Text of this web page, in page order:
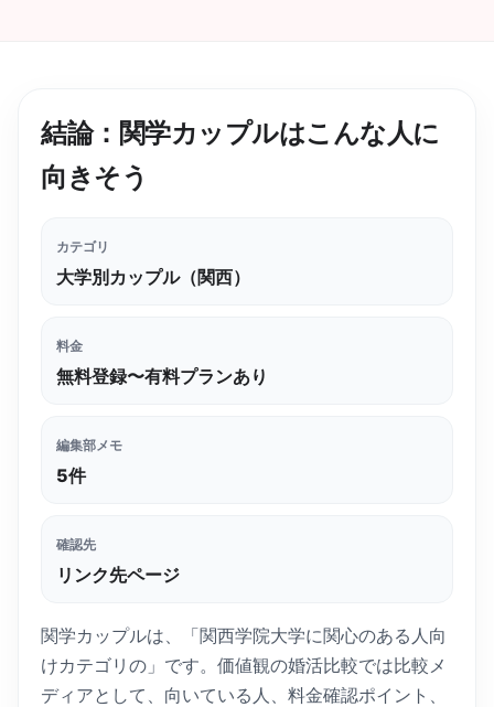
結論： 関学カップルはこんな人に
向きそう
カテゴリ
大学別カップル（関西）
料金
無料登録〜有料プランあり
編集部メモ
5件
確認先
リンク先ページ
関学カップルは、「関西学院大学に関心のある人向
けカテゴリの」です。価値観の婚活比較では比較メ
ディアとして、向いている人、料金確認ポイント、